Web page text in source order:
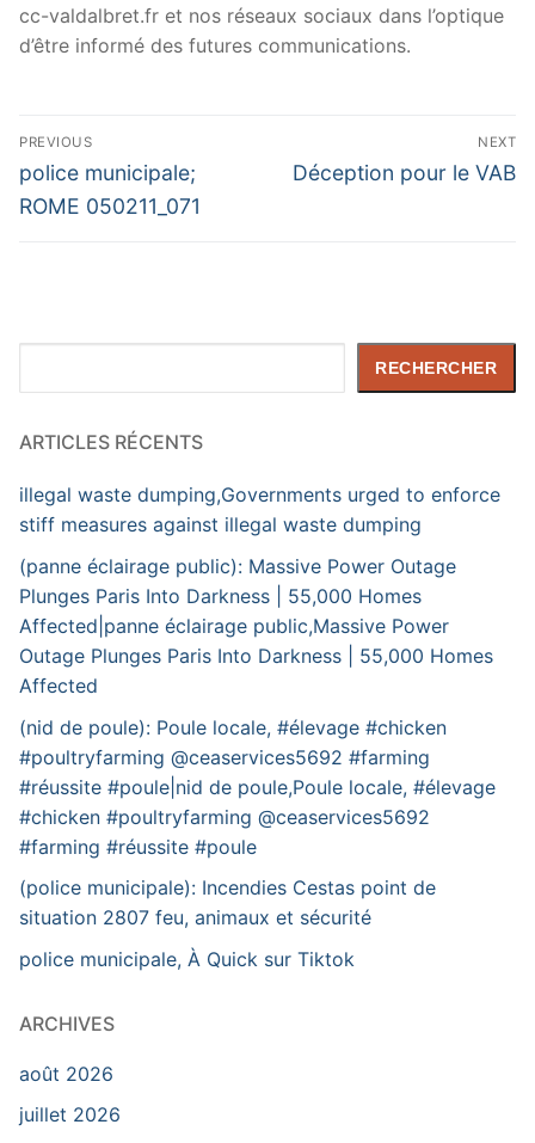
cc-valdalbret.fr et nos réseaux sociaux dans l’optique
d’être informé des futures communications.
Navigation
de
l’article
PREVIOUS
Previous
post:
police municipale;
ROME 050211_071
NEXT
Next
Déception pour le VAB
RECHERCHER
ARTICLES RÉCENTS
illegal waste dumping,Governments urged to enforce
stiff measures against illegal waste dumping
(panne éclairage public): Massive Power Outage
Plunges Paris Into Darkness | 55,000 Homes
Affected|panne éclairage public,Massive Power
Outage Plunges Paris Into Darkness | 55,000 Homes
Affected
(nid de poule): Poule locale, #élevage #chicken
#poultryfarming @ceaservices5692 #farming
#réussite #poule|nid de poule,Poule locale, #élevage
#chicken #poultryfarming @ceaservices5692
#farming #réussite #poule
(police municipale): Incendies Cestas point de
situation 2807 feu, animaux et sécurité
police municipale, À Quick sur Tiktok
ARCHIVES
août 2026
juillet 2026